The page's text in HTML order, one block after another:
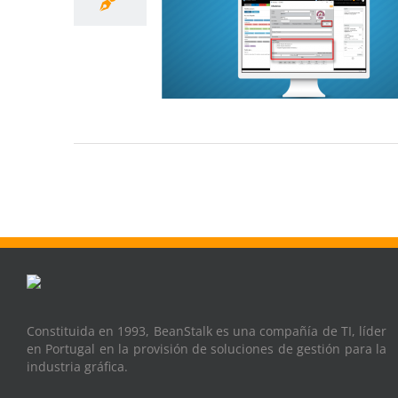
Constituida en 1993, BeanStalk es una compañía de TI, líder
en Portugal en la provisión de soluciones de gestión para la
industria gráfica.